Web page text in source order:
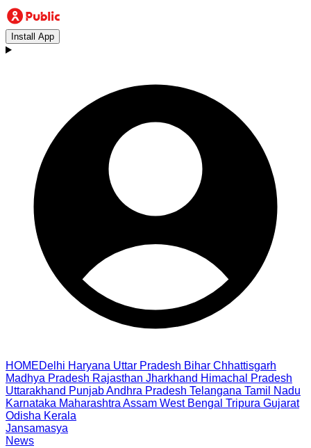
Install App
HOMEDelhi Haryana Uttar Pradesh Bihar Chhattisgarh
Madhya Pradesh Rajasthan Jharkhand Himachal Pradesh
Uttarakhand PunjabAndhra Pradesh Telangana Tamil Nadu
Karnataka Maharashtra Assam West Bengal Tripura Gujarat
Odisha Kerala
Jansamasya
News